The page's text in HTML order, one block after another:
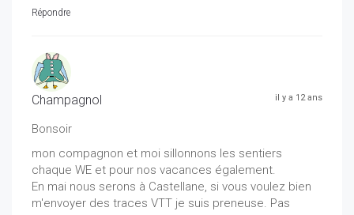
Répondre
Champagnol il y a 12 ans
Bonsoir
mon compagnon et moi sillonnons les sentiers
chaque WE et pour nos vacances également.
En mai nous serons à Castellane, si vous voulez bien
m'envoyer des traces VTT je suis preneuse. Pas